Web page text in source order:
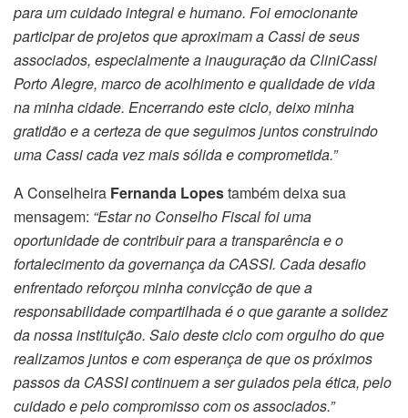
para um cuidado integral e humano. Foi emocionante
participar de projetos que aproximam a Cassi de seus
associados, especialmente a inauguração da CliniCassi
Porto Alegre, marco de acolhimento e qualidade de vida
na minha cidade. Encerrando este ciclo, deixo minha
gratidão e a certeza de que seguimos juntos construindo
uma Cassi cada vez mais sólida e comprometida.”
A Conselheira Fernanda Lopestambém deixa sua
mensagem: “Estar no Conselho Fiscalfoi uma
oportunidade de contribuir para a transparência e o
fortalecimento da governança da CASSI. Cada desafio
enfrentado reforçou minha convicção de que a
responsabilidade compartilhada é o que garante a solidez
da nossa instituição. Saio deste ciclo com orgulho do que
realizamos juntos e com esperança de que os próximos
passos da CASSI continuem a ser guiados pela ética, pelo
cuidado e pelo compromisso com os associados.”